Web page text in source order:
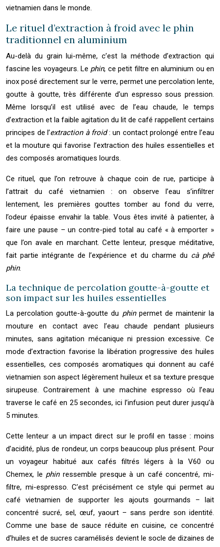
vietnamien dans le monde.
Le rituel d’extraction à froid avec le phin
traditionnel en aluminium
Au-delà du grain lui-même, c’est la méthode d’extraction qui
fascine les voyageurs. Le phin, ce petit filtre en aluminium ou en
inox posé directement sur le verre, permet une percolation lente,
goutte à goutte, très différente d’un espresso sous pression.
Même lorsqu’il est utilisé avec de l’eau chaude, le temps
d’extraction et la faible agitation du lit de café rappellent certains
principes de l’extraction à froid: un contact prolongé entre l’eau
et la mouture qui favorise l’extraction des huiles essentielles et
des composés aromatiques lourds.
Ce rituel, que l’on retrouve à chaque coin de rue, participe à
l’attrait du café vietnamien : on observe l’eau s’infiltrer
lentement, les premières gouttes tomber au fond du verre,
l’odeur épaisse envahir la table. Vous êtes invité à patienter, à
faire une pause – un contre-pied total au café « à emporter »
que l’on avale en marchant. Cette lenteur, presque méditative,
fait partie intégrante de l’expérience et du charme du cà phê
phin.
La technique de percolation goutte-à-goutte et
son impact sur les huiles essentielles
La percolation goutte-à-goutte du phinpermet de maintenir la
mouture en contact avec l’eau chaude pendant plusieurs
minutes, sans agitation mécanique ni pression excessive. Ce
mode d’extraction favorise la libération progressive des huiles
essentielles, ces composés aromatiques qui donnent au café
vietnamien son aspect légèrement huileux et sa texture presque
sirupeuse. Contrairement à une machine espresso où l’eau
traverse le café en 25 secondes, ici l’infusion peut durer jusqu’à
5 minutes.
Cette lenteur a un impact direct sur le profil en tasse : moins
d’acidité, plus de rondeur, un corps beaucoup plus présent. Pour
un voyageur habitué aux cafés filtrés légers à la V60 ou
Chemex, le phinressemble presque à un café concentré, mi-
filtre, mi-espresso. C’est précisément ce style qui permet au
café vietnamien de supporter les ajouts gourmands – lait
concentré sucré, sel, œuf, yaourt – sans perdre son identité.
Comme une base de sauce réduite en cuisine, ce concentré
d’huiles et de sucres caramélisés devient le socle de dizaines de